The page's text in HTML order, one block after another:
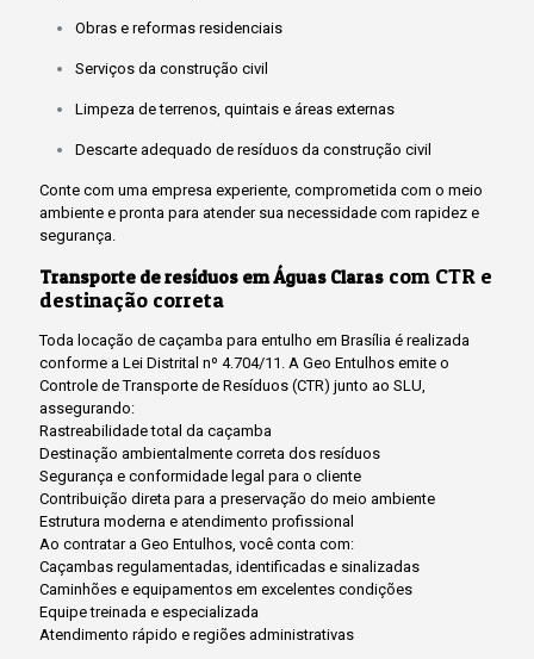
Obras e reformas residenciais
Serviços da construção civil
Limpeza de terrenos, quintais e áreas externas
Descarte adequado de resíduos da construção civil
Conte com uma empresa experiente, comprometida com o meio
ambiente e pronta para atender sua necessidade com rapidez e
segurança.
Transporte de resíduos em Águas Claras com CTR e
destinação correta
Toda locação de caçamba para entulho em Brasília é realizada
conforme a Lei Distrital nº 4.704/11. A Geo Entulhos emite o
Controle de Transporte de Resíduos (CTR) junto ao SLU,
assegurando:
Rastreabilidade total da caçamba
Destinação ambientalmente correta dos resíduos
Segurança e conformidade legal para o cliente
Contribuição direta para a preservação do meio ambiente
Estrutura moderna e atendimento profissional
Ao contratar a Geo Entulhos, você conta com:
Caçambas regulamentadas, identificadas e sinalizadas
Caminhões e equipamentos em excelentes condições
Equipe treinada e especializada
Atendimento rápido e regiões administrativas